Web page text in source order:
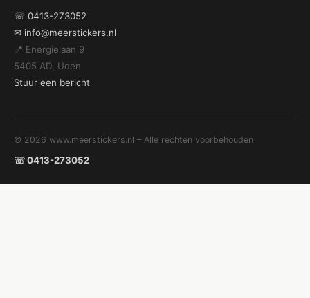
☏ 0413-273052
✉ info@meerstickers.nl
📍 Energielaan 9
5405 AD, Uden
Stuur een bericht
© 2026 www.meerstickers.nl – Alle rechten voorbehouden
☏ 0413-273052